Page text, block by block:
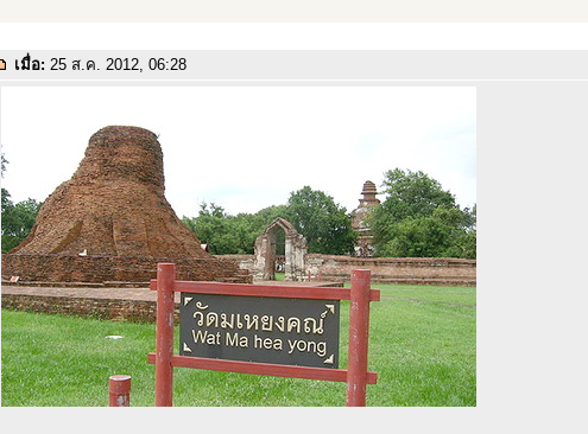
เมื่อ: 25 ส.ค. 2012, 06:28